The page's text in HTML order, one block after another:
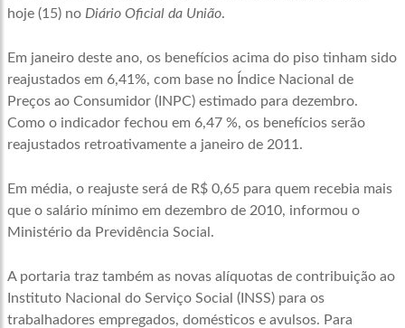
hoje (15) no Diário Oficial da União.
Em janeiro deste ano, os benefícios acima do piso tinham sido
reajustados em 6,41%, com base no Índice Nacional de
Preços ao Consumidor (INPC) estimado para dezembro.
Como o indicador fechou em 6,47 %, os benefícios serão
reajustados retroativamente a janeiro de 2011.
Em média, o reajuste será de R$ 0,65 para quem recebia mais
que o salário mínimo em dezembro de 2010, informou o
Ministério da Previdência Social.
A portaria traz também as novas alíquotas de contribuição ao
Instituto Nacional do Serviço Social (INSS) para os
trabalhadores empregados, domésticos e avulsos. Para